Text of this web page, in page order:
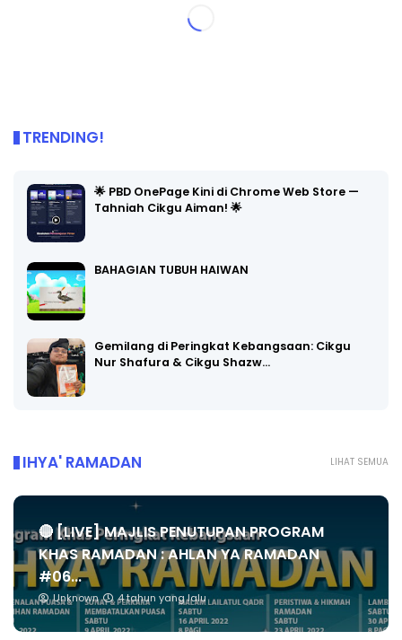
TRENDING!
🌟 PBD OnePage Kini di Chrome Web Store —
Tahniah Cikgu Aiman! 🌟
BAHAGIAN TUBUH HAIWAN
Gemilang di Peringkat Kebangsaan: Cikgu
Nur Shafura & Cikgu Shazw…
LIHAT SEMUA
IHYA' RAMADAN
🔴 [LIVE] MAJLIS PENUTUPAN PROGRAM
KHAS RAMADAN : AHLAN YA RAMADAN
#06...
Unknown 4 tahun yang lalu